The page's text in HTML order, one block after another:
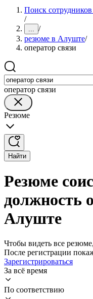
Поиск
/
... /
резюме в Алуште/
оператор связи
оператор связи
Резюме
Найти
Резюме
должность
Алуште
Чтобы видеть все
После регистрации
Зарегистрироваться
За всё время
По соответствию